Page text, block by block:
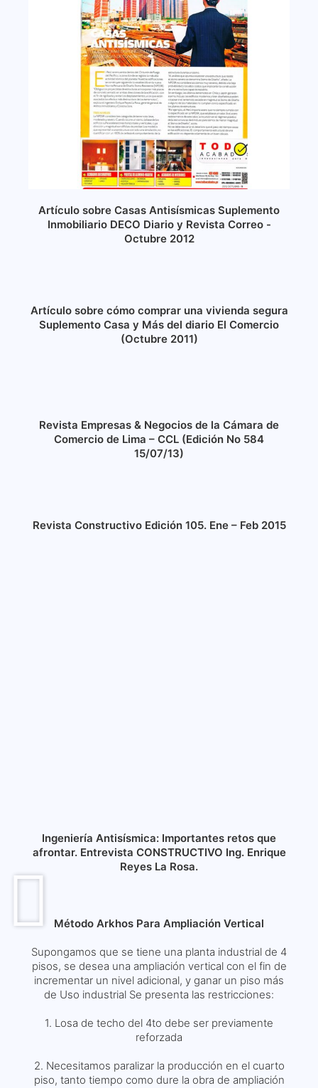
Artículo sobre Casas Antisísmicas Suplemento
Inmobiliario DECO Diario y Revista Correo -
Octubre 2012
Artículo sobre cómo comprar una vivienda segura
Suplemento Casa y Más del diario El Comercio
(Octubre 2011)
Revista Empresas & Negocios de la Cámara de
Comercio de Lima – CCL (Edición No 584
15/07/13)
Revista Constructivo Edición 105. Ene – Feb 2015
Ingeniería Antisísmica: Importantes retos que
afrontar. Entrevista CONSTRUCTIVO Ing. Enrique
Reyes La Rosa.
Método Arkhos Para Ampliación Vertical
Supongamos que se tiene una planta industrial de 4
pisos, se desea una ampliación vertical con el fin de
incrementar un nivel adicional, y ganar un piso más
de Uso industrial Se presenta las restricciones:
1. Losa de techo del 4to debe ser previamente
reforzada
2. Necesitamos paralizar la producción en el cuarto
piso, tanto tiempo como dure la obra de ampliación